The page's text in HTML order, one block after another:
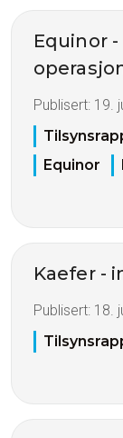
Equinor
Publisert: 19.
Equinor
Kaefer -
Publisert: 18.